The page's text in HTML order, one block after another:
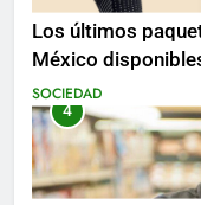
Los últimos
México
SOCIEDAD
4